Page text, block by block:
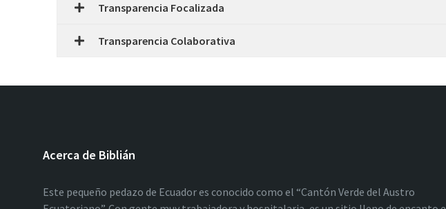
Transparencia Focalizada
Transparencia Colaborativa
Acerca de Biblián
Este pequeño pedazo de Ecuador es conocido como el “Cantón Verde del Austro